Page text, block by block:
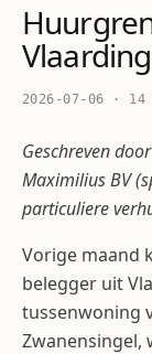
2026-07-06 ·
Geschreven
Maximilius BV
particuliere
Vorige maand
belegger uit
tussenwoning
Zwanensingel,